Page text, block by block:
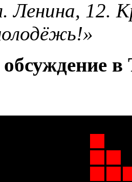
Ленина, 12.